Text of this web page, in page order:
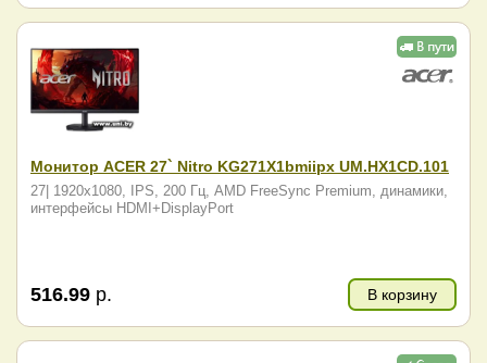
Монитор ACER 27` Nitro KG271X1bmiipx UM.HX1CD.101
27| 1920x1080, IPS, 200 Гц, AMD FreeSync Premium, динамики,
интерфейсы HDMI+DisplayPort
516.99 р. В корзину